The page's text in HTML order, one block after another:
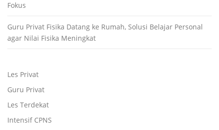
Fokus
Guru Privat Fisika Datang ke Rumah, Solusi Belajar Personal
agar Nilai Fisika Meningkat
Les Privat
Guru Privat
Les Terdekat
Intensif CPNS